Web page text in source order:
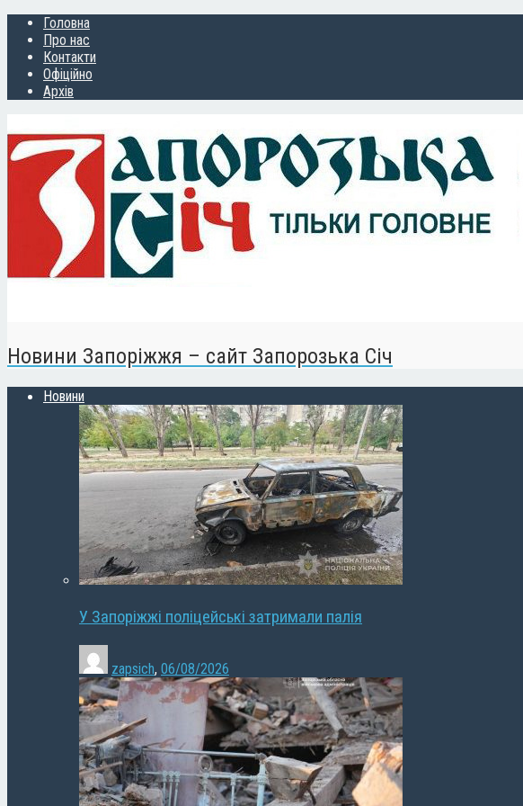
Головна
Про нас
Контакти
Офіційно
Архів
Новини Запоріжжя – сайт Запорозька Січ
Новини
У Запоріжжі поліцейські затримали палія
zapsich, 06/08/2026